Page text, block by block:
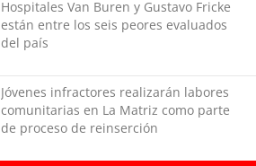
Hospitales Van Buren y Gustavo Fricke
están entre los seis peores evaluados
del país
Jóvenes infractores realizarán labores
comunitarias en La Matriz como parte
de proceso de reinserción